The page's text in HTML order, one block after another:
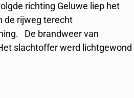
richting Geluwe liep het
de rijweg terecht
De brandweer van
slachtoffer werd lichtgewond